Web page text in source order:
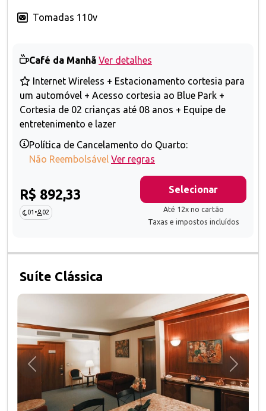
Tomadas 110v
Café da Manhã Ver detalhes
Internet Wireless + Estacionamento cortesia para
um automóvel + Acesso cortesia ao Blue Park +
Cortesia de 02 crianças até 08 anos + Equipe de
entretenimento e lazer
Política de Cancelamento do Quarto:
Não Reembolsável Ver regras
R$ 892,33
01 • 02
Selecionar
Até 12x no cartão
Taxas e impostos incluídos
Suíte Clássica
Anterior